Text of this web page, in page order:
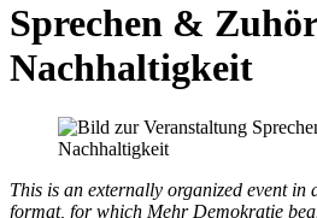
Sprechen &
Nachhaltigkeit
This is an externally organized event in
format, for which Mehr Demokratie